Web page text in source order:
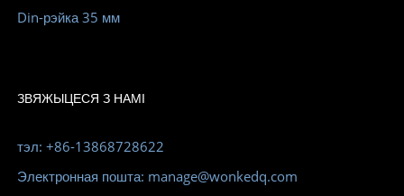
Din-рэйка 35 мм
ЗВЯЖЫЦЕСЯ З НАМІ
тэл: +86-13868728622
Электронная пошта: manage@wonkedq.com